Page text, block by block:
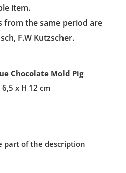
item.
from the same period are
F.W Kutzscher.
Chocolate Mold Pig
6,5 x H 12 cm
part of the description